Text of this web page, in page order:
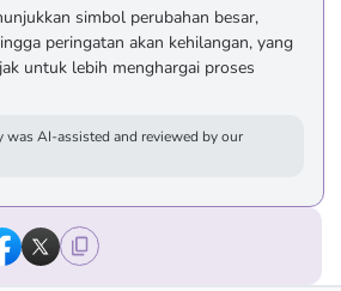
simbol perubahan besar,
peringatan akan kehilangan, yang
untuk lebih menghargai proses
was AI-assisted and reviewed by our